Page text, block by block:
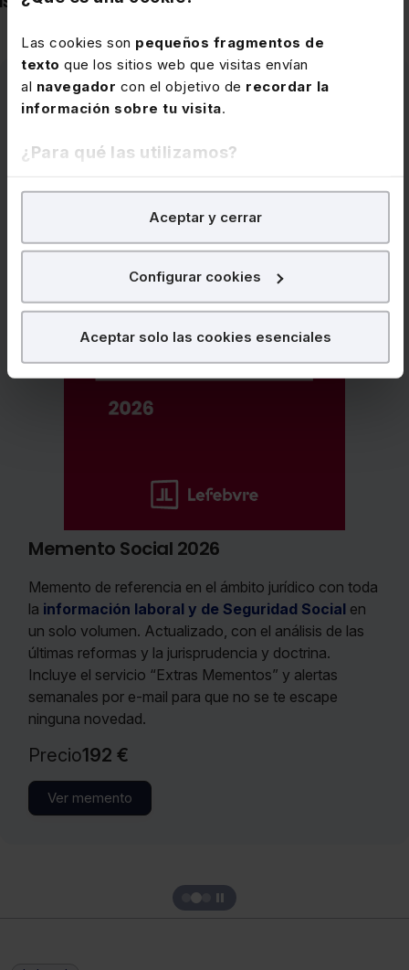
Las cookies son pequeños fragmentos de
texto que los sitios web que visitas envían
al navegador con el objetivo de recordar la
información sobre tu visita.
¿Para qué las utilizamos?
En Lefebvre utilizamos las cookies confines
para tratar demejorar tu experiencia
nuestra página web. También con fines publicitarios,
¿Qué puedes hacer?
Puedesaceptarlas cookies para que tu experiencia
en la web sea óptima
aceptar solo las esenciales
solo aquellas que quieras permitir en tu navegador. Si
no seleccionas ninguna utilizaremos las que sean
indispensables para la navegación.
Aceptar y cerrar
Configurar cookies
Aceptar solo las cookies esenciales
2026
en el ámbito jurídico con toda
y de Seguridad Social en
con el análisis de las
jurisprudencia y doctrina.
Mementos” y alertas
para que no se te escape
Soluciones
cuestiones
cotización,
reclamación y
su cuantía,
Precio